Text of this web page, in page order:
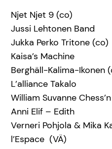
Njet Njet 9 (co)
Jussi Lehtonen Band
Jukka Perko Tritone (co)
Kaisa’s Machine
Berghäll-Kalima-Ikonen
L’alliance Takalo
William Suvanne
Anni Elif – Edith
Verneri Pohjola & Mika
l’Espace (VÄ)